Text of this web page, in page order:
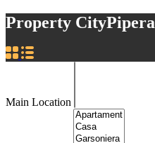
Property CityPipera
Main Location